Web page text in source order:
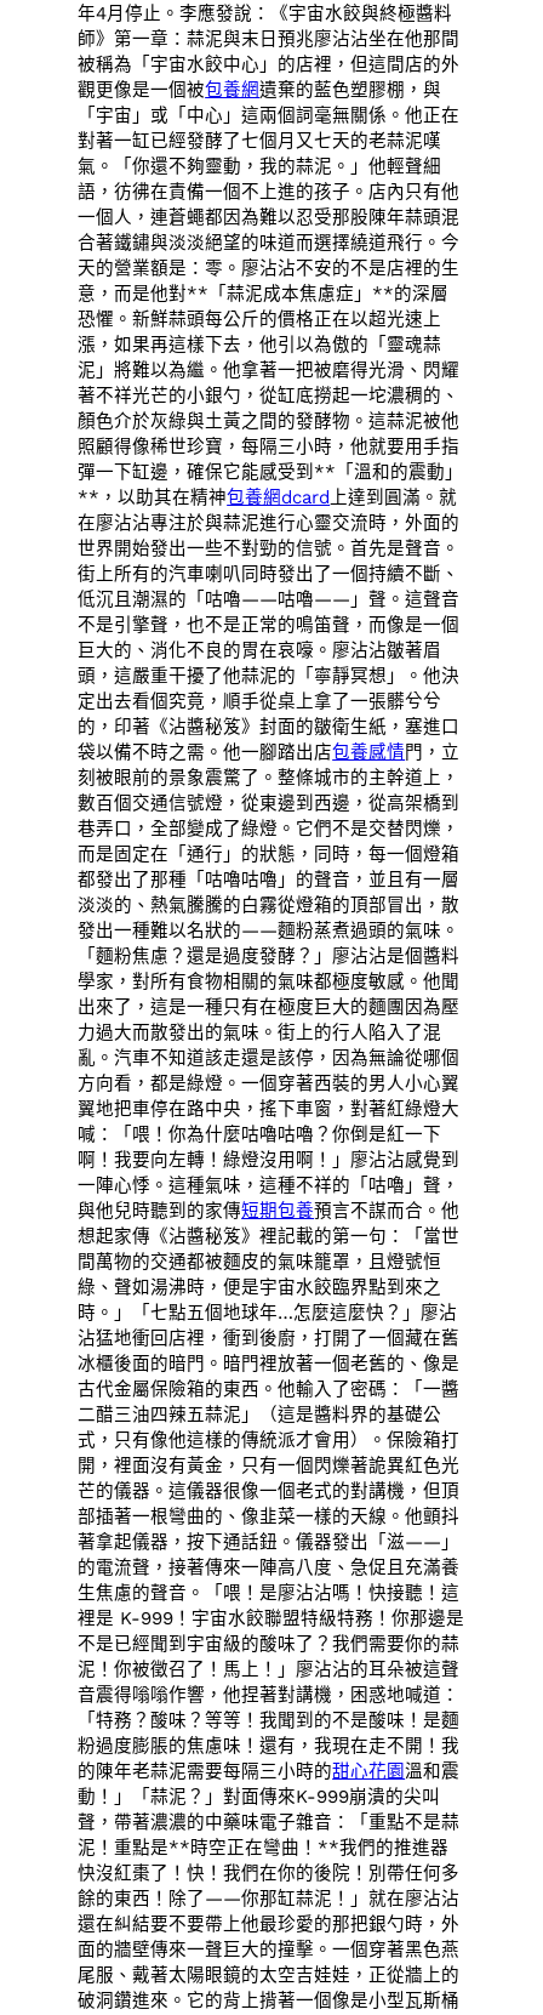
年4月停止。李應發說：《宇宙水餃與終極醬料
師》第一章：蒜泥與末日預兆廖沾沾坐在他那間
被稱為「宇宙水餃中心」的店裡，但這間店的外
觀更像是一個被包養網遺棄的藍色塑膠棚，與
「宇宙」或「中心」這兩個詞毫無關係。他正在
對著一缸已經發酵了七個月又七天的老蒜泥嘆
氣。「你還不夠靈動，我的蒜泥。」他輕聲細
語，彷彿在責備一個不上進的孩子。店內只有他
一個人，連蒼蠅都因為難以忍受那股陳年蒜頭混
合著鐵鏽與淡淡絕望的味道而選擇繞道飛行。今
天的營業額是：零。廖沾沾不安的不是店裡的生
意，而是他對**「蒜泥成本焦慮症」**的深層
恐懼。新鮮蒜頭每公斤的價格正在以超光速上
漲，如果再這樣下去，他引以為傲的「靈魂蒜
泥」將難以為繼。他拿著一把被磨得光滑、閃耀
著不祥光芒的小銀勺，從缸底撈起一坨濃稠的、
顏色介於灰綠與土黃之間的發酵物。這蒜泥被他
照顧得像稀世珍寶，每隔三小時，他就要用手指
彈一下缸邊，確保它能感受到**「溫和的震動」
**，以助其在精神包養網dcard 上達到圓滿。就
在廖沾沾專注於與蒜泥進行心靈交流時，外面的
世界開始發出一些不對勁的信號。首先是聲音。
街上所有的汽車喇叭同時發出了一個持續不斷、
低沉且潮濕的「咕嚕——咕嚕——」聲。這聲音
不是引擎聲，也不是正常的鳴笛聲，而像是一個
巨大的、消化不良的胃在哀嚎。廖沾沾皺著眉
頭，這嚴重干擾了他蒜泥的「寧靜冥想」。他決
定出去看個究竟，順手從桌上拿了一張髒兮兮
的，印著《沾醬秘笈》封面的皺衛生紙，塞進口
袋以備不時之需。他一腳踏出店包養感情門，立
刻被眼前的景象震驚了。整條城市的主幹道上，
數百個交通信號燈，從東邊到西邊，從高架橋到
巷弄口，全部變成了綠燈。它們不是交替閃爍，
而是固定在「通行」的狀態，同時，每一個燈箱
都發出了那種「咕嚕咕嚕」的聲音，並且有一層
淡淡的、熱氣騰騰的白霧從燈箱的頂部冒出，散
發出一種難以名狀的——麵粉蒸煮過頭的氣味。
「麵粉焦慮？還是過度發酵？」廖沾沾是個醬料
學家，對所有食物相關的氣味都極度敏感。他聞
出來了，這是一種只有在極度巨大的麵團因為壓
力過大而散發出的氣味。街上的行人陷入了混
亂。汽車不知道該走還是該停，因為無論從哪個
方向看，都是綠燈。一個穿著西裝的男人小心翼
翼地把車停在路中央，搖下車窗，對著紅綠燈大
喊：「喂！你為什麼咕嚕咕嚕？你倒是紅一下
啊！我要向左轉！綠燈沒用啊！」廖沾沾感覺到
一陣心悸。這種氣味，這種不祥的「咕嚕」聲，
與他兒時聽到的家傳短期包養預言不謀而合。他
想起家傳《沾醬秘笈》裡記載的第一句：「當世
間萬物的交通都被麵皮的氣味籠罩，且燈號恒
綠、聲如湯沸時，便是宇宙水餃臨界點到來之
時。」「七點五個地球年…怎麼這麼快？」廖沾
沾猛地衝回店裡，衝到後廚，打開了一個藏在舊
冰櫃後面的暗門。暗門裡放著一個老舊的、像是
古代金屬保險箱的東西。他輸入了密碼：「一醬
二醋三油四辣五蒜泥」（這是醬料界的基礎公
式，只有像他這樣的傳統派才會用）。保險箱打
開，裡面沒有黃金，只有一個閃爍著詭異紅色光
芒的儀器。這儀器很像一個老式的對講機，但頂
部插著一根彎曲的、像韭菜一樣的天線。他顫抖
著拿起儀器，按下通話鈕。儀器發出「滋——」
的電流聲，接著傳來一陣高八度、急促且充滿養
生焦慮的聲音。「喂！是廖沾沾嗎！快接聽！這
裡是 K-999！宇宙水餃聯盟特級特務！你那邊是
不是已經聞到宇宙級的酸味了？我們需要你的蒜
泥！你被徵召了！馬上！」廖沾沾的耳朵被這聲
音震得嗡嗡作響，他捏著對講機，困惑地喊道：
「特務？酸味？等等！我聞到的不是酸味！是麵
粉過度膨脹的焦慮味！還有，我現在走不開！我
的陳年老蒜泥需要每隔三小時的甜心花園溫和震
動！」「蒜泥？」對面傳來K-999崩潰的尖叫
聲，帶著濃濃的中藥味電子雜音：「重點不是蒜
泥！重點是**時空正在彎曲！**我們的推進器
快沒紅棗了！快！我們在你的後院！別帶任何多
餘的東西！除了——你那缸蒜泥！」就在廖沾沾
還在糾結要不要帶上他最珍愛的那把銀勺時，外
面的牆壁傳來一聲巨大的撞擊。一個穿著黑色燕
尾服、戴著太陽眼鏡的太空吉娃娃，正從牆上的
破洞鑽進來。它的背上揹著一個像是小型瓦斯桶